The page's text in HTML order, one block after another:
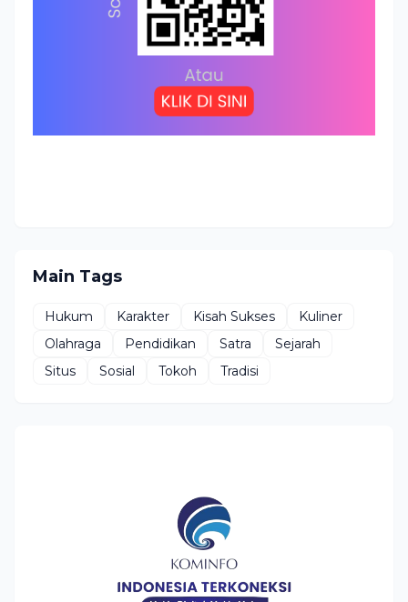
Main Tags
Hukum Karakter Kisah Sukses
Kuliner
Olahraga
Pendidikan Satra
Sejarah
Situs
Sosial Tokoh Tradisi